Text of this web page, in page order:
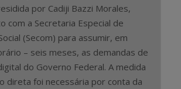
por Cadiji Bazzi Morales,
com a Secretaria Especial de
(Secom) para assumir, em
– seis meses, as demandas de
do Governo Federal. A medida
direta foi necessária por conta da